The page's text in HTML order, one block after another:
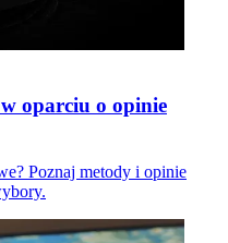
oparciu o opinie
Poznaj metody i opinie